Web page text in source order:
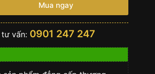
Mua ngay
vấn: 0901 247 247